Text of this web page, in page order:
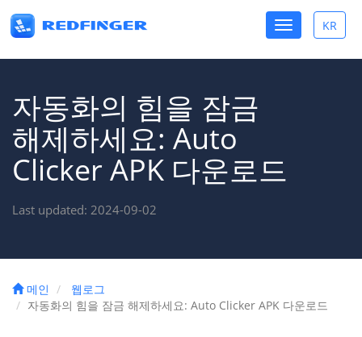
Toggle
KR
Toggle
navigation
자동화의 힘을 잠금
해제하세요: Auto
Clicker APK 다운로드
Last updated: 2024-09-02
메인
웹로그
자동화의 힘을 잠금 해제하세요: Auto Clicker APK 다운로드